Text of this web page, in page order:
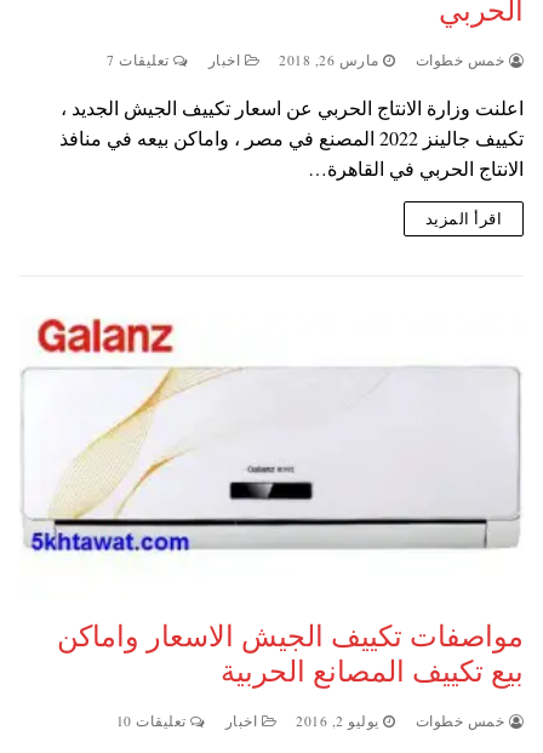
الحربي
خمس خطوات مارس 26, 2018 اخبار تعليقات 7
اعلنت وزارة الانتاج الحربي عن اسعار تكييف الجيش الجديد ،
تكييف جالينز 2022 المصنع في مصر ، واماكن بيعه في منافذ
الانتاج الحربي في القاهرة…
اقرأ المزيد
مواصفات تكييف الجيش الاسعار واماكن
بيع تكييف المصانع الحربية
خمس خطوات يوليو 2, 2016 اخبار تعليقات 10